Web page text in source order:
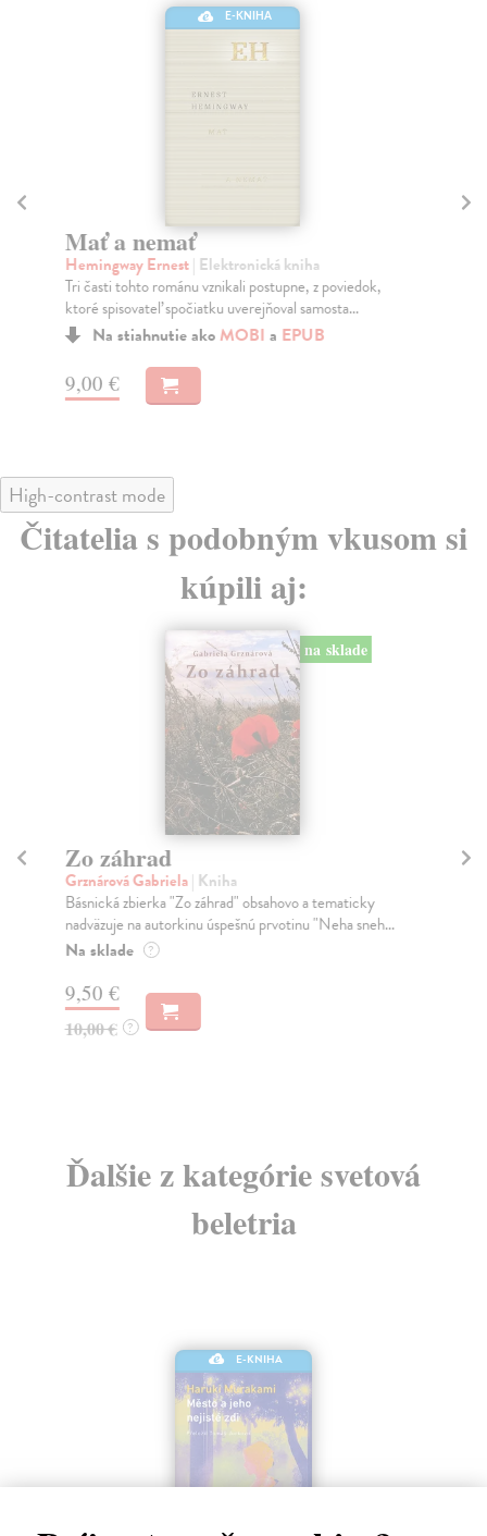
E-KNIHA
Mať a nemať
Hemingway Ernest| Elektronická kniha
Tri časti tohto románu vznikali postupne, z poviedok,
ktoré spisovateľ spočiatku uverejňoval samosta...
Na stiahnutie akoMOBI a EPUB
9,00 €
High-contrast mode
Čitatelia s podobným vkusom si
kúpili aj:
na sklade
Zo záhrad
Grznárová Gabriela| Kniha
Básnická zbierka "Zo záhrad" obsahovo a tematicky
nadväzuje na autorkinu úspešnú prvotinu "Neha sneh...
Na sklade ?
9,50 €
10,00 € ?
Ďalšie z kategórie svetová
beletria
E-KNIHA